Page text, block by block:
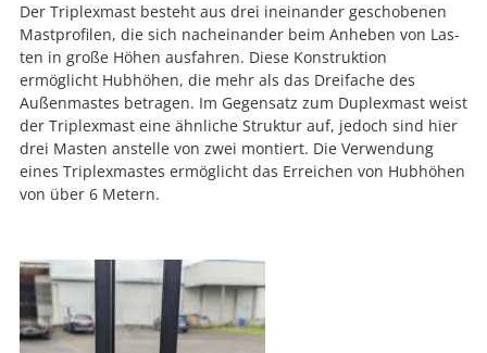
Der Triplex­mast beste­ht aus drei ineinan­der geschobe­nen
Mast­pro­filen, die sich nacheinan­der beim Anheben von Las­
ten in große Höhen aus­fahren. Diese Kon­struk­tion
ermöglicht Hub­höhen, die mehr als das Dreifache des
Außen­mastes betra­gen. Im Gegen­satz zum Duplex­mast weist
der Triplex­mast eine ähn­liche Struk­tur auf, jedoch sind hier
drei Mas­ten anstelle von zwei mon­tiert. Die Ver­wen­dung
eines Triplex­mastes ermöglicht das Erre­ichen von Hub­höhen
von über 6 Metern.